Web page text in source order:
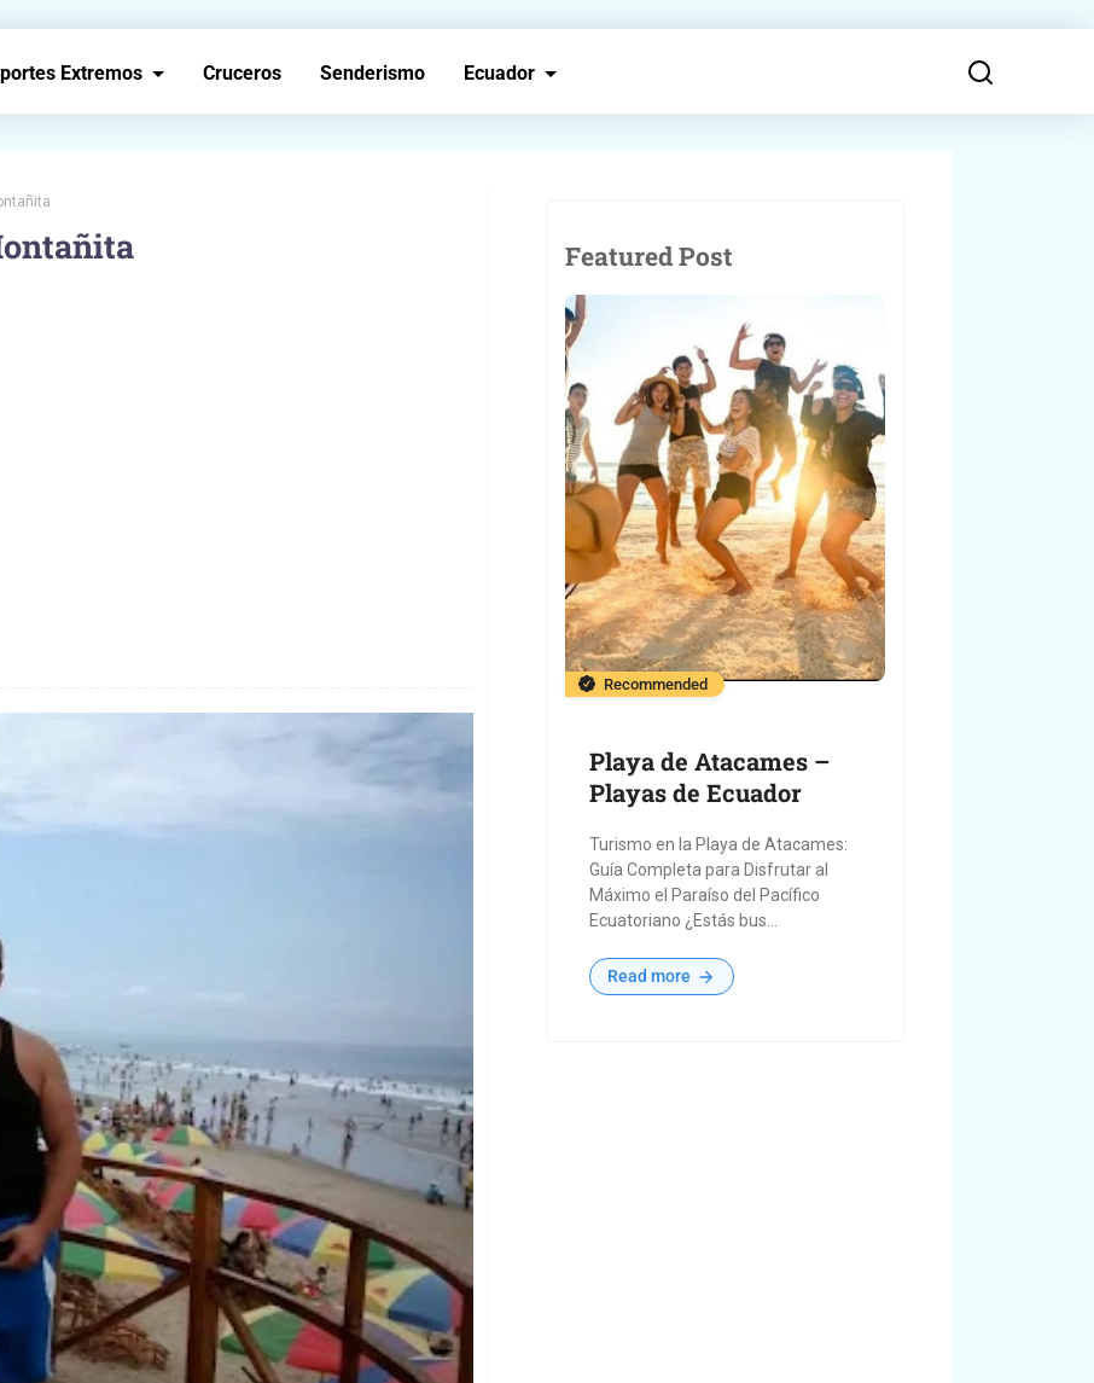
Extremos Cruceros Senderismo Ecuador
Featured Post
Recommended
Playa de Atacames –
Playas de Ecuador
Turismo en la Playa de Atacames:
Guía Completa para Disfrutar al
Máximo el Paraíso del Pacífico
Ecuatoriano ¿Estás bus...
Read more